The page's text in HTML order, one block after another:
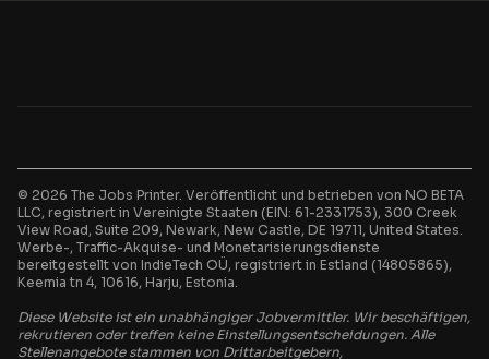
© 2026 The Jobs Printer. Veröffentlicht und betrieben von NO BETA
LLC, registriert in Vereinigte Staaten (EIN: 61-2331753), 300 Creek
View Road, Suite 209, Newark, New Castle, DE 19711, United States.
Werbe-, Traffic-Akquise- und Monetarisierungsdienste
bereitgestellt von IndieTech OÜ, registriert in Estland (14805865),
Keemia tn 4, 10616, Harju, Estonia.
Diese Website ist ein unabhängiger Jobvermittler. Wir beschäftigen,
rekrutieren oder treffen keine Einstellungsentscheidungen. Alle
Stellenangebote stammen von Drittarbeitgebern,